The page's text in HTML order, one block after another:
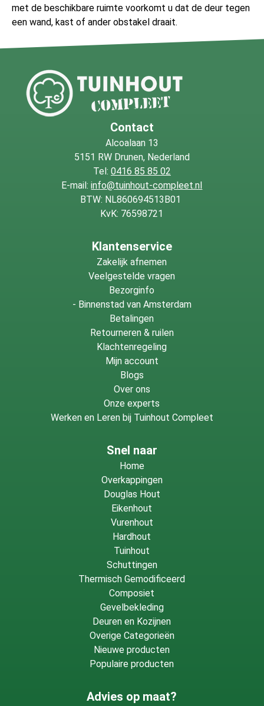
met de beschikbare ruimte voorkomt u dat de deur tegen
een wand, kast of ander obstakel draait.
Deze XXL deur wordt geleverd als complete set. Naast
de deur en het kozijnontvangt u het benodigde
deurbeslag, een cilinderslot en tochtrubber.
deze uitvoering interessant voor zowel nieuwe projecten
als het vervangen van een bestaande buitendeur.
Is deze deur geschikt voor
dagelijks gebruik?
intensief gebruik rondom tuin- en buitenprojecten. De
extra brede doorgang biedt veel gebruiksgemak en het
hout is geschikt voor langdurige buitentoepassingen. Wilt
u de oorspronkelijke kleur behouden, dan kunt u het
oppervlak behandelen met een geschikte beits of olie. Na
verloop van tijd ontstaat anders een natuurlijke vergrijzing
Contact
Alcoalaan 13
5151 RW Drunen, Nederland
Tel: 0416 85 85 02
E-mail:info@tuinhout-compleet.nl
BTW: NL860694513B01
KvK: 76598721
Klantenservice
Zakelijk afnemen
Veelgestelde vragen
Bezorginfo
- Binnenstad van Amsterdam
Betalingen
Retourneren & ruilen
Klachtenregeling
Mijn account
Blogs
Over ons
Onze experts
Werken en Leren bij Tuinhout Compleet
Snel naar
Home
Overkappingen
Douglas Hout
Eikenhout
Vurenhout
Hardhout
Tuinhout
Schuttingen
Thermisch Gemodificeerd
Composiet
Gevelbekleding
Deuren en Kozijnen
Overige Categorieën
Nieuwe producten
Populaire producten
Advies op maat?